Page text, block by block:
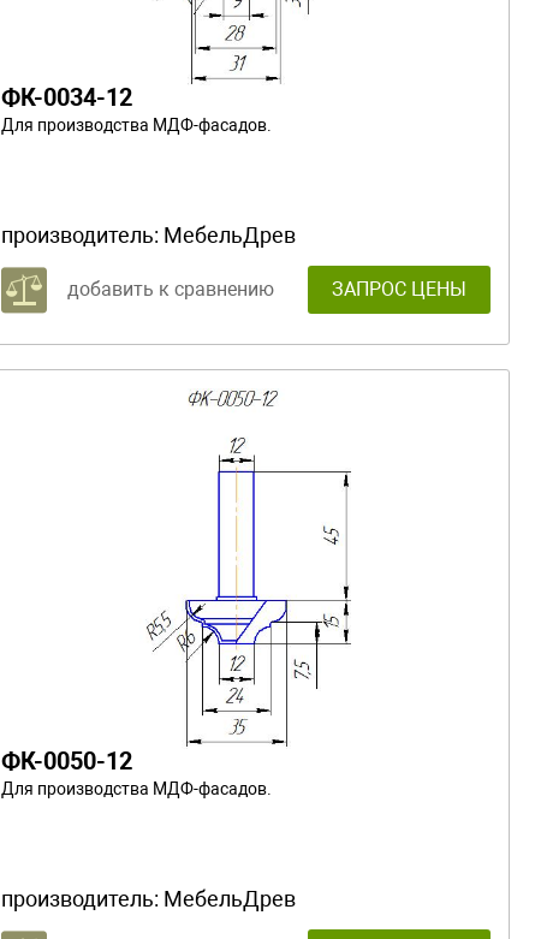
ФК-0034-12
Для производства МДФ-фасадов.
производитель: МебельДрев
добавить к сравнению ЗАПРОС ЦЕНЫ
ФК-0050-12
Для производства МДФ-фасадов.
производитель: МебельДрев